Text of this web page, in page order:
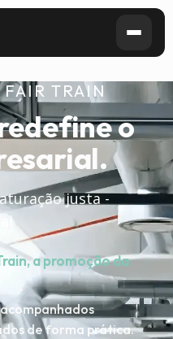
TRAIN
o
justa -
a promoção da
de forma prática.